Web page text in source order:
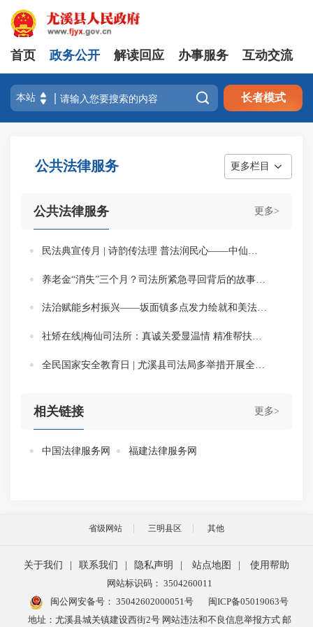
首页 政务公开 解读回应 办事服务 互动交流
 长者模式
公共法律服务 更多栏目
更多>
公共法律服务
法治赋能乡村振兴——坂面镇多点发力绘就和美法治新画卷
社矫在线|梅仙司法所：真诚关爱显温情 精准帮扶树信心
更多>
相关链接
中国法律服务网 福建法律服务网
省级网站 三明县区 其他
关于我们 联系我们 隐私声明 站点地图
使用帮助
网站标识码： 3504260011
闽公网安备号： 35042602000051号
闽ICP备05019063号
地址：尤溪县城关镇建设西街2号 网站违法和不良信息举报方式 邮